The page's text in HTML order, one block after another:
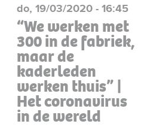
do, 19/03/2020 - 16:45
“We werken met
300 in de fabriek,
maar de
kaderleden
werken thuis” |
Het coronavirus
in de wereld